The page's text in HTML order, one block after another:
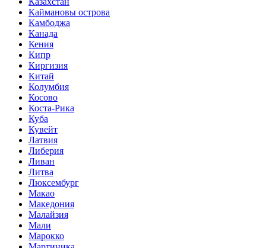
Каймановы острова
Камбоджа
Канада
Кения
Кипр
Киргизия
Китай
Колумбия
Косово
Коста-Рика
Куба
Кувейт
Латвия
Либерия
Ливан
Литва
Люксембург
Макао
Македония
Малайзия
Мали
Марокко